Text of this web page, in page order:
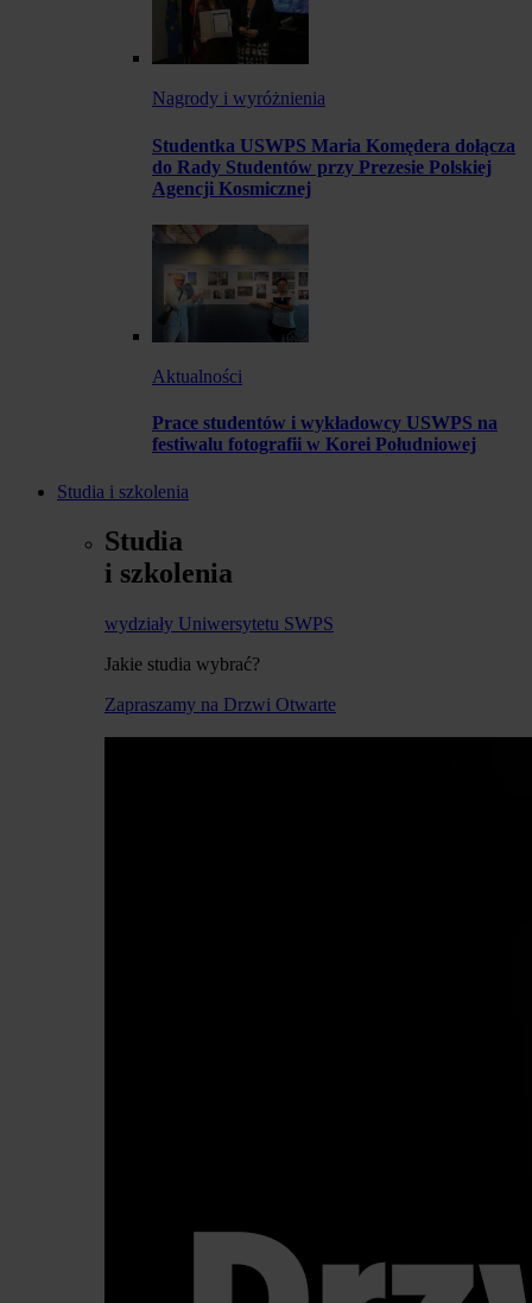
Nagrody i wyróżnienia
Studentka USWPS Maria Komędera dołącza
do Rady Studentów przy Prezesie Polskiej
Agencji Kosmicznej
Aktualności
Prace studentów i wykładowcy USWPS na
festiwalu fotografii w Korei Południowej
Studia i szkolenia
Studia
i szkolenia
wydziały Uniwersytetu SWPS
Jakie studia wybrać?
Zapraszamy na Drzwi Otwarte